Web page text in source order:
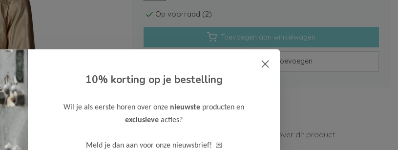
Op voorraad (2)
Toevoegen aan winkelwagen
Aan verlanglijst toevoegen
Gratis verzenden vanaf 75,-
Verzenden 1-3 werkdagen
Neem contact op over dit product
10% korting op je bestelling
Wil je als eerste horen over onze nieuwste producten en
exclusieve acties?
Meld je dan aan voor onze nieuwsbrief! 💌